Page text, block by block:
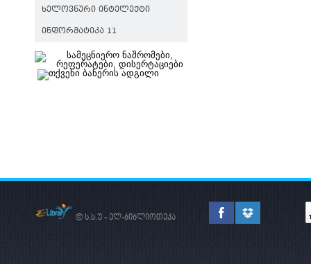
ᲮᲔᲚᲝᲕᲜᲣᲠᲘ ᲘᲜᲢᲔᲚᲔᲥᲢᲘ
ᲘᲜᲤᲝᲠᲛᲐᲢᲘᲙᲐ 11
© ს.ს.უ - ელ-ბიბლიოთეკა